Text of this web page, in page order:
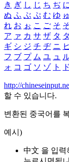
き ぎ し じ ち ぢ
ぬ ふ ぶ ぷ む ゆ ゅ
れ お ぉ こ ご そ
ア ァ カ サ ザ タ
ギ シ ジ チ ヂ ニ ヒ
フ ブ プ ム ユ ュ
ォ コ ゴ ソ ゾ ト ド
http://
할 수 있습니다.
변환된 중국어를
예시)
中文 을 입력